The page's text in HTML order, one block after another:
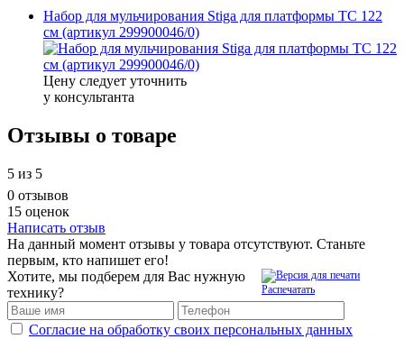
Набор для мульчирования Stiga для платформы TC 122
cм (артикул 299900046/0)
Цену следует уточнить
у консультанта
Отзывы о товаре
5 из 5
0 отзывов
15 оценок
Написать отзыв
На данный момент отзывы у товара отсутствуют. Станьте
первым, кто напишет его!
Распечатать
Хотите, мы подберем для Вас нужную
технику?
Согласие на обработку своих персональных данных